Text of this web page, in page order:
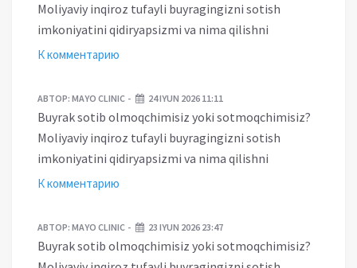
Moliyaviy inqiroz tufayli buyragingizni sotish
imkoniyatini qidiryapsizmi va nima qilishni
К комментарию
АВТОР: MAYO CLINIC 24 IYUN 2026 11:11
Buyrak sotib olmoqchimisiz yoki sotmoqchimisiz?
Moliyaviy inqiroz tufayli buyragingizni sotish
imkoniyatini qidiryapsizmi va nima qilishni
К комментарию
АВТОР: MAYO CLINIC 23 IYUN 2026 23:47
Buyrak sotib olmoqchimisiz yoki sotmoqchimisiz?